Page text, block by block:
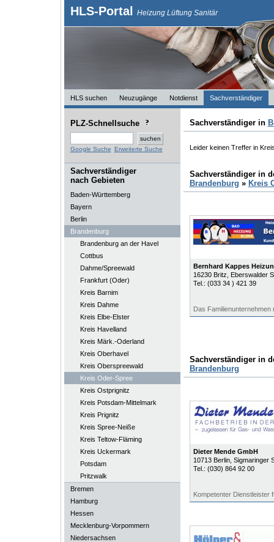
HLS-Portal Heizung Lüftung Sanitär
HLS suchen Neuzugänge Notdienst Sachverständiger
PLZ-Schnellsuche
Google Suche Erweiterte Suche
Sachverständiger
nach Gebieten
Baden-Württemberg
Bayern
Berlin
Brandenburg
Brandenburg an der Havel
Cottbus
Dahme/Spreewald
Frankfurt (Oder)
Kreis Barnim
Kreis Dahme
Kreis Elbe-Elster
Kreis Havelland
Kreis Märk.-Oderland
Kreis Oberhavel
Kreis Oberspreewald
Kreis Oder-Spree
Kreis Ostprignitz
Kreis Potsdam-Mittelmark
Kreis Prignitz
Kreis Spree-Neiße
Kreis Teltow-Fläming
Kreis Uckermark
Potsdam
Pritzwalk
Bremen
Hamburg
Hessen
Mecklenburg-Vorpommern
Niedersachsen
Sachverständiger in
Leider keinen Treffer in
Sachverständiger in
Brandenburg » Kreis
Bernhard Kappes
16230 Britz , Eberswalder
Tel.: (033 34 ) 421 39
Das Familienunternehmen
Sachverständiger in
Brandenburg
Dieter Mende GmbH
10713 Berlin, Sigmaringer
Tel.: (030) 864 92 00
Kompetenter Dienstleister